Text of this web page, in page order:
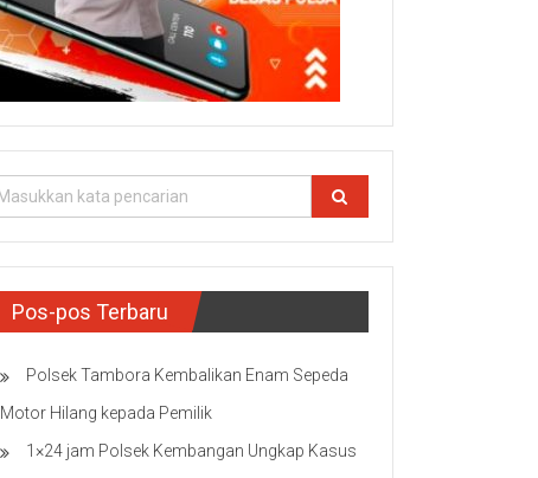
Pos-pos Terbaru
Polsek Tambora Kembalikan Enam Sepeda
Motor Hilang kepada Pemilik
1×24 jam Polsek Kembangan Ungkap Kasus